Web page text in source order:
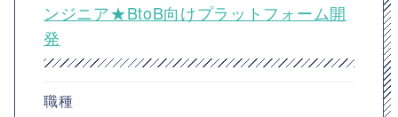
ンジニア★BtoB向けプラットフォーム開
発
職種